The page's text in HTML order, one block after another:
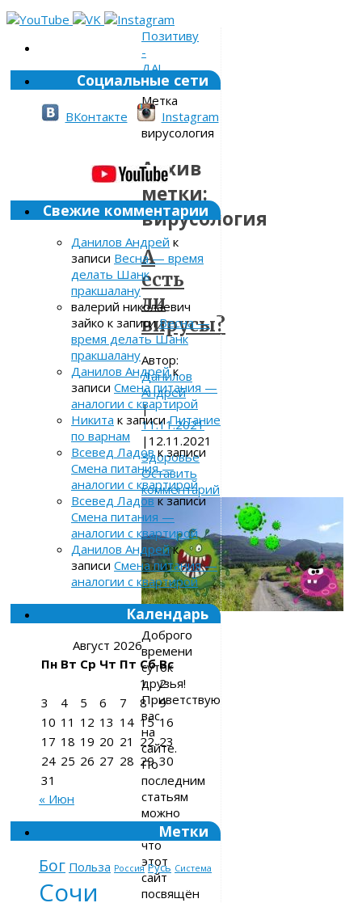
Позитиву
-
ДА!
»
Метка
»
вирусология
Архив
метки:
вирусология
А
есть
ли
вирусы?
Автор:
Данилов
Андрей
|
11.11.2021
| 12.11.2021
Здоровье
Оставить
комментарий
Доброго
времени
суток
друзья!
Приветствую
вас
на
сайте.
По
последним
статьям
можно
подумать,
что
этот
сайт
посвящён
Социальные сети
ВКонтакте Instagram
Свежие комментарии
Данилов Андрей к
записи Весна — время
делать Шанк
пракшалану
валерий николаевич
зайко к записиВесна —
время делать Шанк
пракшалану
Данилов Андрейк
записи Смена питания —
аналогии с квартирой
Никита к записиПитание
по варнам
Всевед Ладовк записи
Смена питания —
аналогии с квартирой
Всевед Ладовк записи
Смена питания —
аналогии с квартирой
Данилов Андрейк
записи Смена питания —
аналогии с квартирой
Календарь
Август 2026
Пн Вт Ср Чт Пт Сб Вс
1
2
3
4 5 6 7 8
9
10 11 12 13 14 15 16
17 18 19 20 21 22 23
24 25 26 27 28 29 30
31
« Июн
Метки
Бог Польза Россия Русь Система
Сочи